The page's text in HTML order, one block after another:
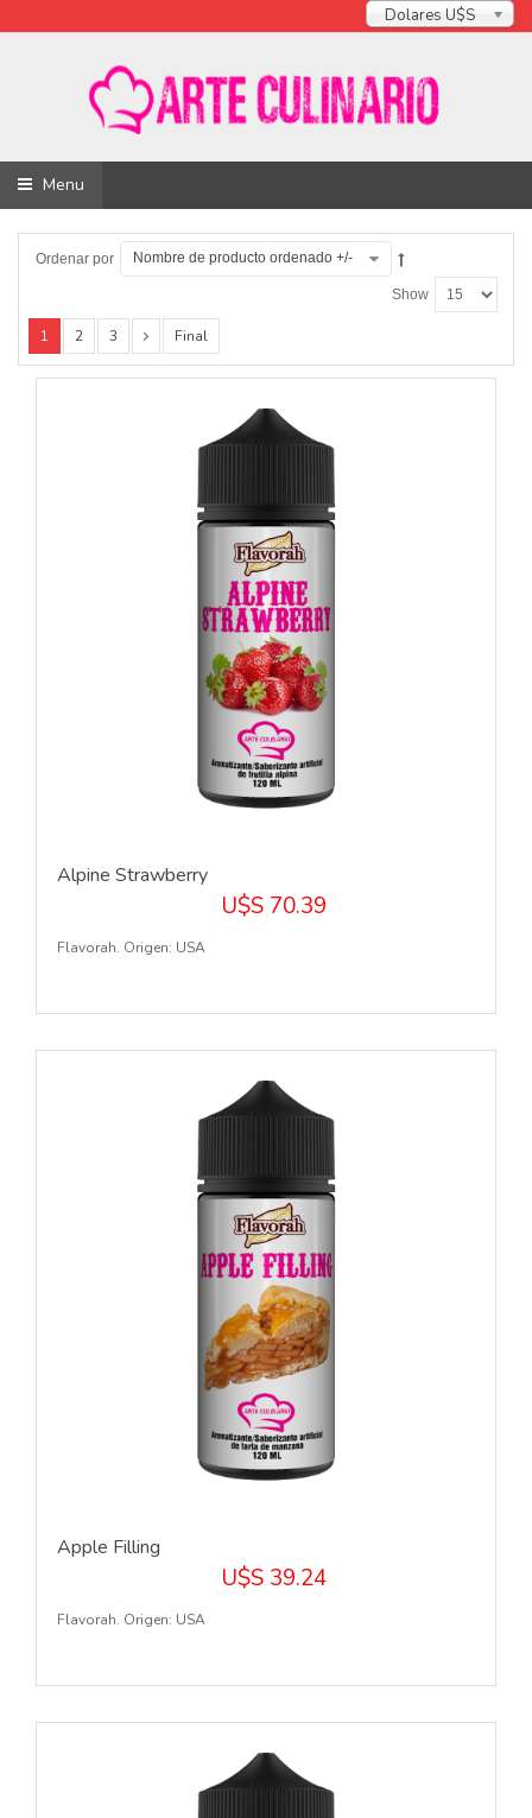
Dolares U$S
Menu
Ordenar por Nombre de producto ordenado +/-
Show
1 2 3 Final
Alpine Strawberry
U$S 70.39
Flavorah. Origen: USA
Apple Filling
U$S 39.24
Flavorah. Origen: USA